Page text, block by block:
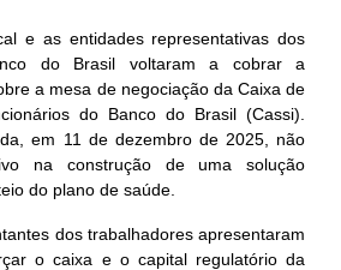
e as entidades representativas dos
do Brasil voltaram a cobrar a
a mesa de negociação da Caixa de
do Banco do Brasil (Cassi).
em 11 de dezembro de 2025, não
na construção de uma solução
do plano de saúde.
dos trabalhadores apresentaram
o caixa e o capital regulatório da